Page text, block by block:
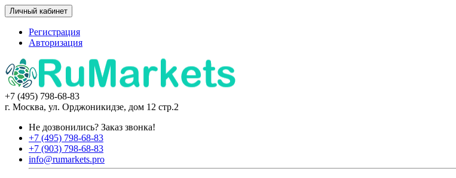
Личный кабинет
Регистрация
Авторизация
+7 (495) 798-68-83
г. Москва, ул. Орджоникидзе, дом 12 стр.2
Не дозвонились? Заказ звонка!
+7 (495) 798-68-83
+7 (903) 798-68-83
info@rumarkets.pro